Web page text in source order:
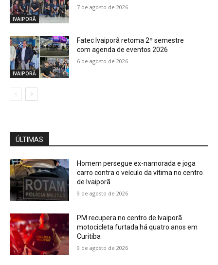
IVAIPORÃ
7 de agosto de 2026
IVAIPORÃ
Fatec Ivaiporã retoma 2º semestre
com agenda de eventos 2026
6 de agosto de 2026
ÚLTIMAS
Homem persegue ex-namorada e joga
carro contra o veículo da vítima no centro
de Ivaiporã
9 de agosto de 2026
PM recupera no centro de Ivaiporã
motocicleta furtada há quatro anos em
Curitiba
9 de agosto de 2026